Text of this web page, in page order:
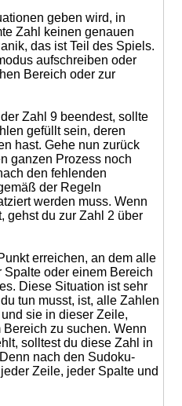
geben wird, in
Zahl keinen genauen
das ist Teil des Spiels.
aufschreiben oder
Bereich oder zur
Zahl 9 beendest, sollte
gefüllt sein, deren
hast. Gehe nun zurück
ganzen Prozess noch
den fehlenden
der Regeln
werden muss. Wenn
gehst du zur Zahl 2 über
erreichen, an dem alle
oder einem Bereich
Diese Situation ist sehr
tun musst, ist, alle Zahlen
sie in dieser Zeile,
zu suchen. Wenn
solltest du diese Zahl in
nach den Sudoku-
Zeile, jeder Spalte und